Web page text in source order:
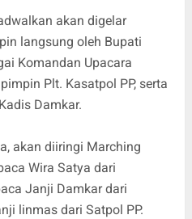
akan digelar
langsung oleh Bupati
Komandan Upacara
Plt. Kasatpol PP, serta
Damkar.
akan diiringi Marching
Wira Satya dari
Janji Damkar dari
linmas dari Satpol PP.